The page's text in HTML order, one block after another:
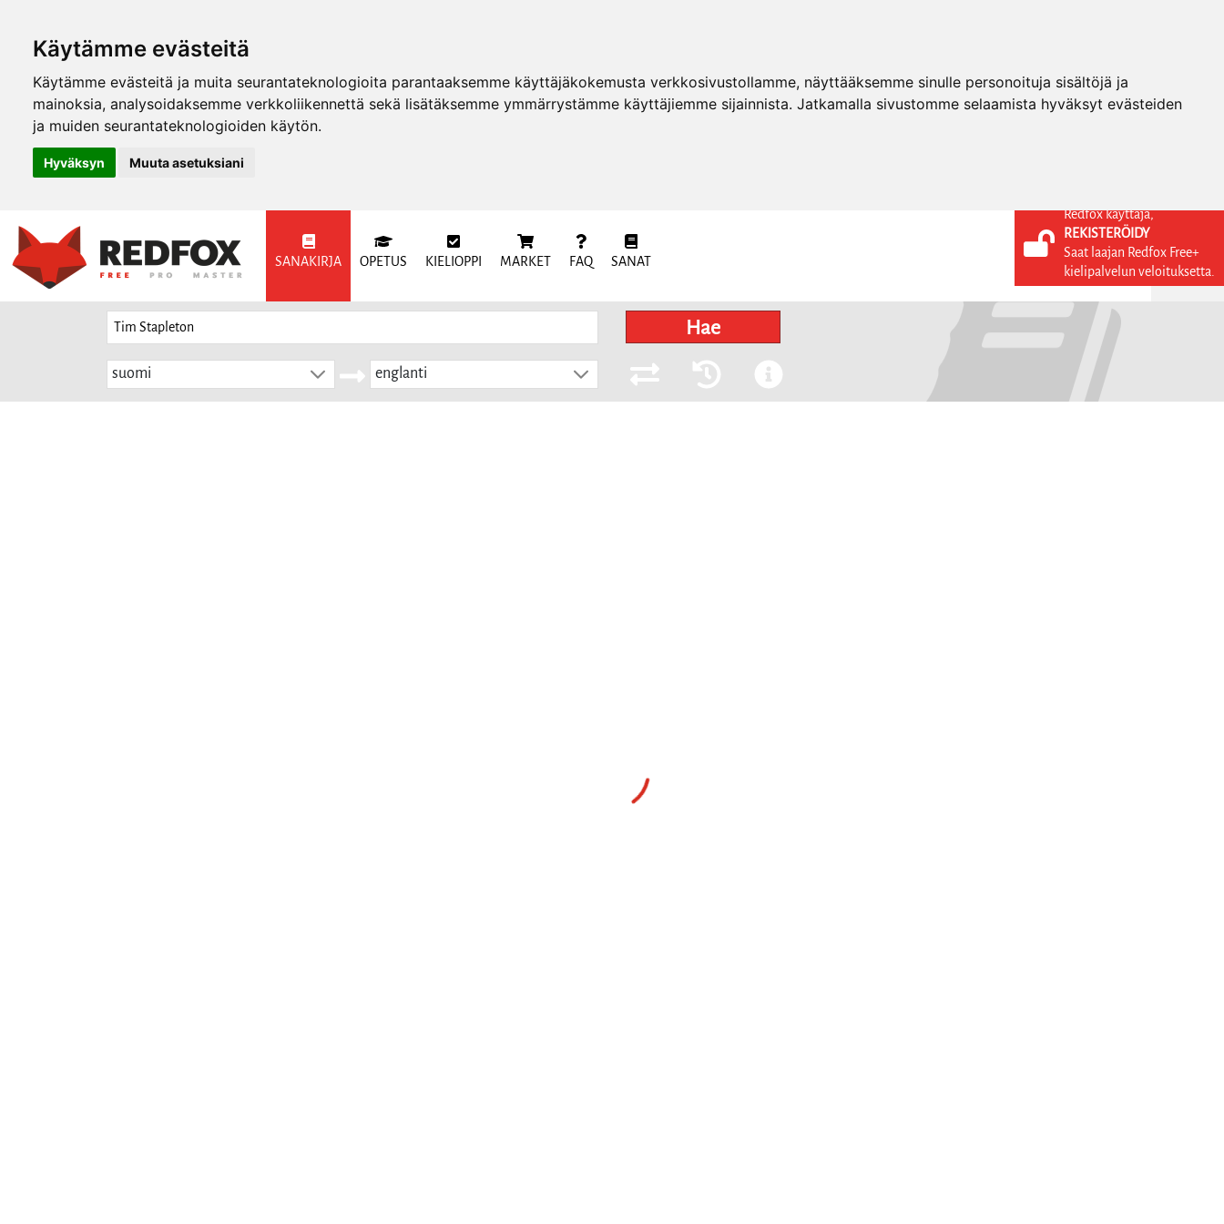
Käytämme evästeitä
Käytämme evästeitä ja muita seurantateknologioita parantaaksemme käyttäjäkokemusta verkkosivustollamme, näyttääksemme sinulle personoituja sisältöjä ja
mainoksia, analysoidaksemme verkkoliikennettä sekä lisätäksemme ymmärrystämme käyttäjiemme sijainnista. Jatkamalla sivustomme selaamista hyväksyt evästeiden
ja muiden seurantateknologioiden käytön.
Hyväksyn Muuta asetuksiani
SANAKIRJA OPETUS KIELIOPPI MARKET FAQ SANAT
KIRJAUDU SISÄÄN
REKISTERÖIDY
FI
Hae
suomi englanti
Redfox käyttäjä,
REKISTERÖIDY
Saat laajan Redfox Free+
kielipalvelun veloituksetta.